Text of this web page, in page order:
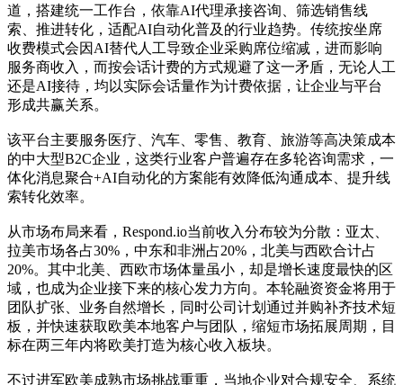
道，搭建统一工作台，依靠AI代理承接咨询、筛选销售线
索、推进转化，适配AI自动化普及的行业趋势。传统按坐席
收费模式会因AI替代人工导致企业采购席位缩减，进而影响
服务商收入，而按会话计费的方式规避了这一矛盾，无论人工
还是AI接待，均以实际会话量作为计费依据，让企业与平台
形成共赢关系。
该平台主要服务医疗、汽车、零售、教育、旅游等高决策成本
的中大型B2C企业，这类行业客户普遍存在多轮咨询需求，一
体化消息聚合+AI自动化的方案能有效降低沟通成本、提升线
索转化效率。
从市场布局来看，Respond.io当前收入分布较为分散：亚太、
拉美市场各占30%，中东和非洲占20%，北美与西欧合计占
20%。其中北美、西欧市场体量虽小，却是增长速度最快的区
域，也成为企业接下来的核心发力方向。本轮融资资金将用于
团队扩张、业务自然增长，同时公司计划通过并购补齐技术短
板，并快速获取欧美本地客户与团队，缩短市场拓展周期，目
标在两三年内将欧美打造为核心收入板块。
不过进军欧美成熟市场挑战重重，当地企业对合规安全、系统